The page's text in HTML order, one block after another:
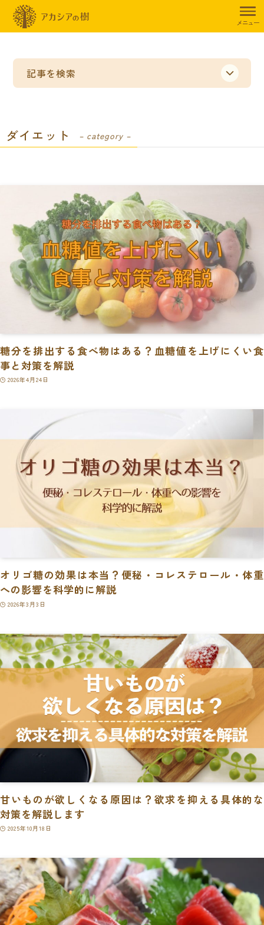
メニュー
トップページ 暮らしのお役立ち情報
記事を検索
ダイエット – category –
糖分を排出する食べ物はある？血糖値を上げにくい食
事と対策を解説
2026年4月24日
オリゴ糖の効果は本当？便秘・コレステロール・体重
への影響を科学的に解説
2026年3月3日
甘いものが欲しくなる原因は？欲求を抑える具体的な
対策を解説します
2025年10月18日